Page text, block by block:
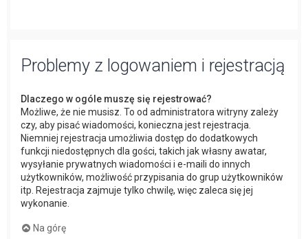
Problemy z logowaniem i rejestracją
Dlaczego w ogóle muszę się rejestrować?
Możliwe, że nie musisz. To od administratora witryny zależy
czy, aby pisać wiadomości, konieczna jest rejestracja.
Niemniej rejestracja umożliwia dostęp do dodatkowych
funkcji niedostępnych dla gości, takich jak własny awatar,
wysyłanie prywatnych wiadomości i e-maili do innych
użytkowników, możliwość przypisania do grup użytkowników
itp. Rejestracja zajmuje tylko chwilę, więc zaleca się jej
wykonanie.
Na górę